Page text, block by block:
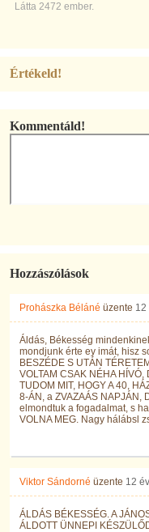
watch?
Látta 2472 ember.
Értékeld!
Kommentáld!
Hozzászólások
Prohászka Béláné üzente 12
Áldás, Békesség
mondjunk érte ey imát, hisz
BESZÉDE S UTÁN
VOLTAM CSAK NÉHA HÍVÓ,
TUDOM MIT, HOGY A 40,
8-ÁN, a ZVAZAÁS NAPJÁN,
elmondtuk a fogadalmat, s
VOLNA MEG. Nagy hálábsl
Viktor Sándorné üzente 12
ÁLDÁS BÉKESSÉG. A
ÁLDOTT ÜNNEPI